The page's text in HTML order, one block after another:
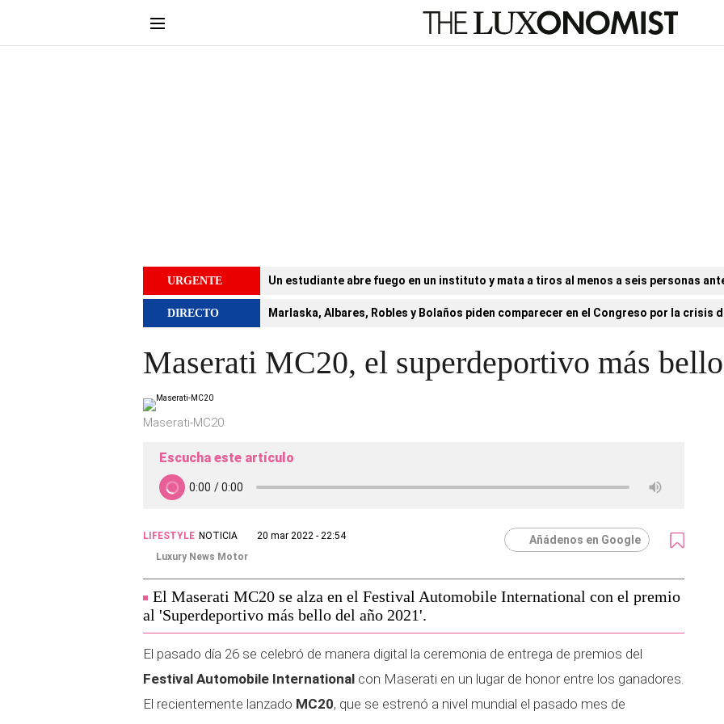
URGENTE Un estudiante abre fuego en un instituto y mata a tiros al menos a seis personas
DIRECTO Marlaska, Albares, Robles y Bolaños piden comparecer en el Congreso por la crisis
Maserati MC20, el superdeportivo más
Maserati-MC20
Escucha este artículo
LIFESTYLE NOTICIA
20 mar 2022 - 22:54
Luxury News Motor
Añádenos en Google
El Maserati MC20 se alza en el Festival Automobile International con el premio
al 'Superdeportivo más bello del año 2021'.
El pasado día 26 se celebró de manera digital la ceremonia de entrega de premios del
Festival Automobile International con Maserati en un lugar de honor entre los ganadores.
El recientemente lanzado MC20, que se estrenó a nivel mundial el pasado mes de